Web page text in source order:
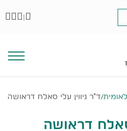
|
/ד"ר ניווין עלי סאלח דראושה
סאלח דראושה